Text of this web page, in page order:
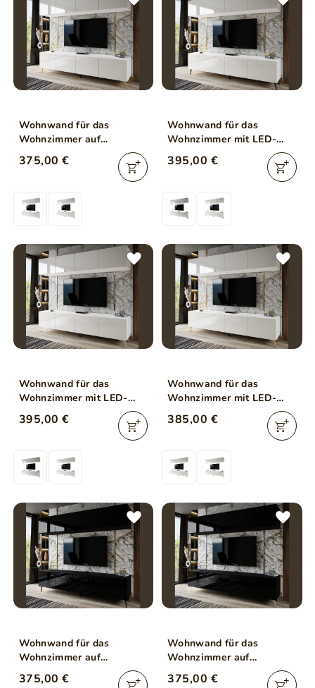
Wohnwand für das
Wohnzimmer auf
Goldenen Metallbeinen
Noaé Weiß Hochglanz
375,00 €
Wohnwand für das
Wohnzimmer mit LED-
Beleuchtung auf
Schwarzen Metallbeinen
Noaé Weiß Hochglanz
395,00 €
Wohnwand für das
Wohnzimmer mit LED-
Beleuchtung auf Silbernen
Metallbeinen Noaé Weiß
395,00 €
Wohnwand für das
Wohnzimmer mit LED-
Beleuchtung auf Goldenen
Metallbeinen Noaé Weiß
385,00 €
Wohnwand für das
Wohnzimmer auf
Schwarzen Metallbeinen
375,00 €
Wohnwand für das
Wohnzimmer auf
Silbernen Metallbeinen
375,00 €